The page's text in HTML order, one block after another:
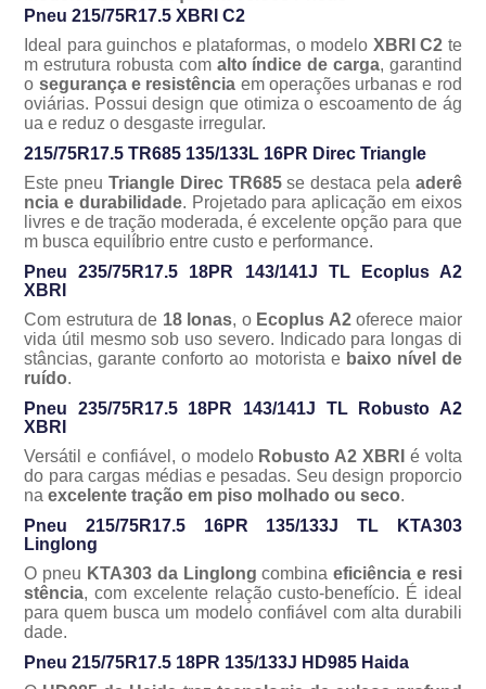
Pneu 215/75R17.5 XBRI C2
Ideal para guinchos e plataformas, o modelo XBRI C2 te
m estrutura robusta com alto índice de carga, garantind
o segurança e resistência em operações urbanas e rod
oviárias. Possui design que otimiza o escoamento de ág
ua e reduz o desgaste irregular.
215/75R17.5 TR685 135/133L 16PR Direc Triangle
Este pneu Triangle Direc TR685se destaca pela aderê
ncia e durabilidade. Projetado para aplicação em eixos
livres e de tração moderada, é excelente opção para que
m busca equilíbrio entre custo e performance.
Pneu 235/75R17.5 18PR 143/141J TL Ecoplus A2
XBRI
Com estrutura de 18 lonas, o Ecoplus A2oferece maior
vida útil mesmo sob uso severo. Indicado para longas di
stâncias, garante conforto ao motorista e baixo nível de
ruído.
Pneu 235/75R17.5 18PR 143/141J TL Robusto A2
XBRI
Versátil e confiável, o modelo Robusto A2 XBRI é volta
do para cargas médias e pesadas. Seu design proporcio
naexcelente tração em piso molhado ou seco.
Pneu 215/75R17.5 16PR 135/133J TL KTA303
Linglong
O pneu KTA303 da Linglong combinaeficiência e resi
stência, com excelente relação custo-benefício. É ideal
para quem busca um modelo confiável com alta durabili
dade.
Pneu 215/75R17.5 18PR 135/133J HD985 Haida